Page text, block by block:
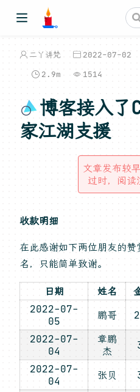
二丫讲梵 2022-07-02
2.9m 1514
博客接入了
家江湖支援
文章发布较
过时，阅读
收款明细
在此感谢如下两位朋友的
名，只能简单致谢。
日期 姓名
2022-07-
05
鹏哥
2022-07-
04
章鹏
杰
2022-07-
04
张贝